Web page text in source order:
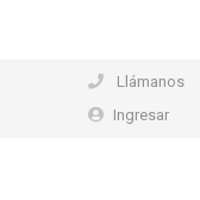
Llámanos
Ingresar